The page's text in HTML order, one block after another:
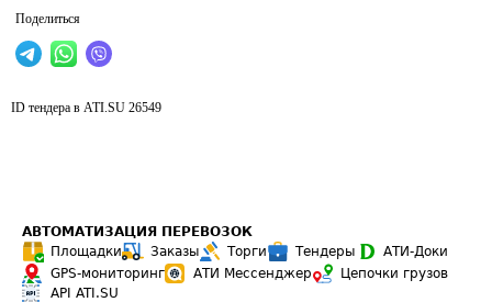
Поделиться
ID тендера в ATI.SU 26549
АВТОМАТИЗАЦИЯ ПЕРЕВОЗОК
Площадки
Заказы Торги Тендеры
АТИ-Доки
GPS-мониторинг
АТИ Мессенджер
Цепочки грузов
API ATI.SU